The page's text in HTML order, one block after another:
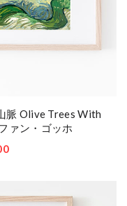
脈 Olive Trees With
ァン・ゴッホ